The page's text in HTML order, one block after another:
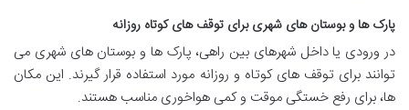
پارک ها و بوستان های شهری برای توقف های کوتاه روزانه
در ورودی یا داخل شهرهای بین راهی، پارک ها و بوستان های شهری می
توانند برای توقف های کوتاه و روزانه مورد استفاده قرار گیرند. این مکان
ها، برای رفع خستگی موقت و کمی هواخوری مناسب هستند.